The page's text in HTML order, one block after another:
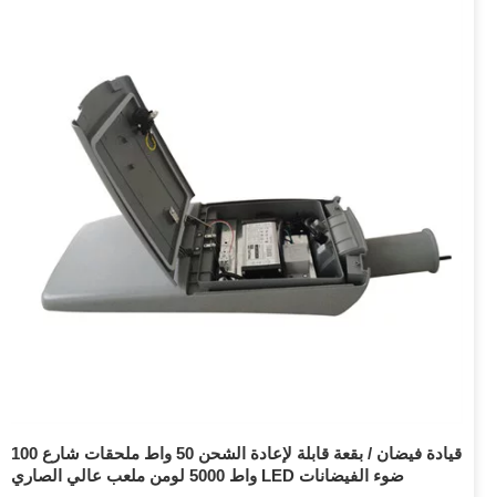
قيادة فيضان / بقعة قابلة لإعادة الشحن 50 واط ملحقات شارع 100
واط 5000 لومن ملعب عالي الصاري LED ضوء الفيضانات